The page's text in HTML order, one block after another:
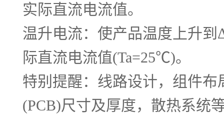
实际直流电流值。
温升电流：使产品温度上升
际直流电流值(Ta=25℃)。
特别提醒：线路设计，组件布
(PCB)尺寸及厚度，散热系统